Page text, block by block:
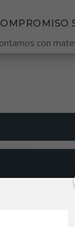
con